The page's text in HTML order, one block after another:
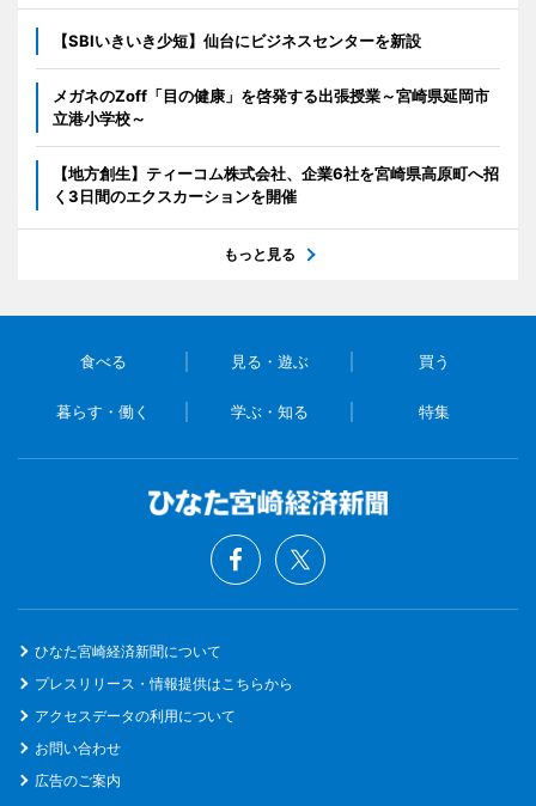
【SBIいきいき少短】仙台にビジネスセンターを新設
メガネのZoff「目の健康」を啓発する出張授業～宮崎県延岡市
立港小学校～
【地方創生】ティーコム株式会社、企業6社を宮崎県高原町へ招
く3日間のエクスカーションを開催
もっと見る
食べる 見る・遊ぶ 買う
暮らす・働く 学ぶ・知る 特集
ひなた宮崎経済新聞について
プレスリリース・情報提供はこちらから
アクセスデータの利用について
お問い合わせ
広告のご案内